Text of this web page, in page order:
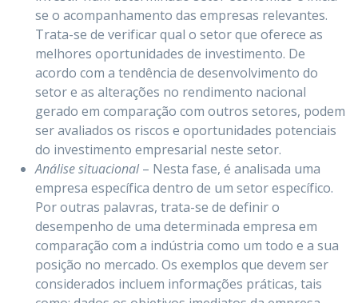
se o acompanhamento das empresas relevantes.
Trata-se de verificar qual o setor que oferece as
melhores oportunidades de investimento. De
acordo com a tendência de desenvolvimento do
setor e as alterações no rendimento nacional
gerado em comparação com outros setores, podem
ser avaliados os riscos e oportunidades potenciais
do investimento empresarial neste setor.
Análise situacional– Nesta fase, é analisada uma
empresa específica dentro de um setor específico.
Por outras palavras, trata-se de definir o
desempenho de uma determinada empresa em
comparação com a indústria como um todo e a sua
posição no mercado. Os exemplos que devem ser
considerados incluem informações práticas, tais